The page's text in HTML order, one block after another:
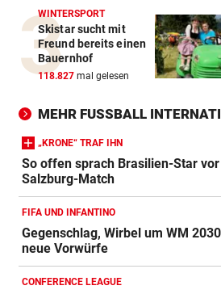
WINTERSPORT
Skistar sucht mit
Freund bereits einen
Bauernhof
118.827 mal gelesen
MEHR FUSSBALL
„KRONE“ TRAF IHN
So offen sprach Brasilien-Star vor
Salzburg-Match
FIFA UND INFANTINO
Gegenschlag, Wirbel um WM
neue Vorwürfe
CONFERENCE LEAGUE